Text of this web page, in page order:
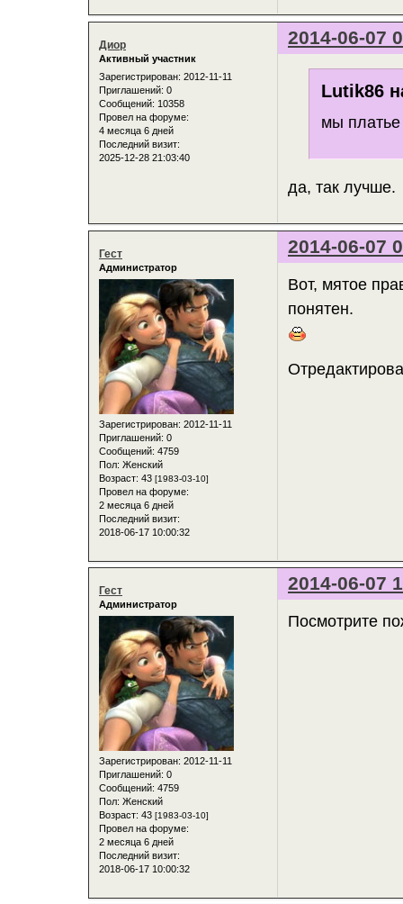
2014-06-07
Диор
Активный участник
Зарегистрирован: 2012-11-11
Приглашений: 0
Сообщений: 10358
Провел на форуме:
4 месяца 6 дней
Последний визит:
2025-12-28 21:03:40
Lutik86
мы
да, так лучше.
2014-06-07
Гест
Администратор
Зарегистрирован: 2012-11-11
Приглашений: 0
Сообщений: 4759
Пол: Женский
Возраст: 43 [1983-03-10]
Провел на форуме:
2 месяца 6 дней
Последний визит:
2018-06-17 10:00:32
Вот, мятое
понятен.
2014-06-07
Гест
Администратор
Зарегистрирован: 2012-11-11
Приглашений: 0
Сообщений: 4759
Пол: Женский
Возраст: 43 [1983-03-10]
Провел на форуме:
2 месяца 6 дней
Последний визит:
2018-06-17 10:00:32
Посмотрите